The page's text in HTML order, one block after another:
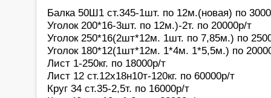
Балка 50Ш1 ст.345-1шт. по 12м.(новая) по
Уголок 200*16-3шт. по 12м.)-2т. по 20000р/т
Уголок 250*16(2шт*12м. 1шт. по 7,85м.) по
Уголок 180*12(1шт*12м. 1*4м. 1*5,5м.) по
Лист 1-250кг. по 18000р/т
Лист 12 ст.12х18н10т-120кг. по 60000р/т
Круг 34 ст.35-2,5т. по 16000р/т